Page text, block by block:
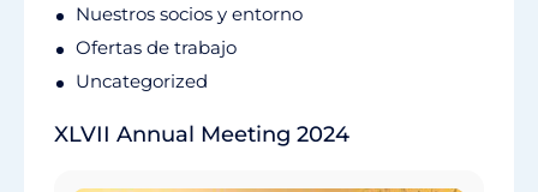
Nuestros socios y entorno
Ofertas de trabajo
Uncategorized
XLVII Annual Meeting 2024